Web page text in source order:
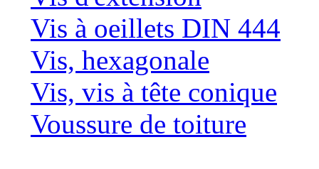
Vis à oeillets DIN 444
Vis, hexagonale
Vis, vis à tête conique
Voussure de toiture